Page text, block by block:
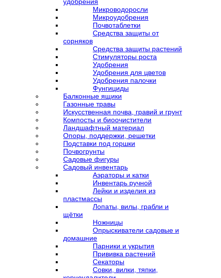
удобрения
Микроводоросли
Микроудобрения
Почвотаблетки
Средства защиты от
сорняков
Средства защиты растений
Стимуляторы роста
Удобрения
Удобрения для цветов
Удобрения палочки
Фунгициды
Балконные ящики
Газонные травы
Искусственная почва, гравий и грунт
Компосты и биоочистители
Ландшафтный материал
Опоры, поддержки, решетки
Подставки под горшки
Почвогрунты
Садовые фигуры
Садовый инвентарь
Аэраторы и катки
Инвентарь ручной
Лейки и изделия из
пластмассы
Лопаты, вилы, грабли и
щётки
Ножницы
Опрыскиватели садовые и
домашние
Парники и укрытия
Прививка растений
Секаторы
Совки, вилки, тяпки,